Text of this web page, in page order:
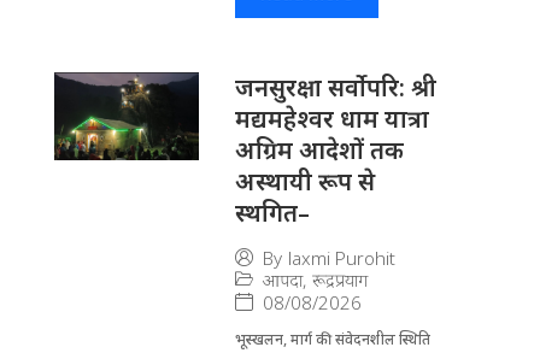
जनसुरक्षा सर्वोपरि: श्री
मद्यमहेश्वर धाम यात्रा
अग्रिम आदेशों तक
अस्थायी रूप से
स्थगित–
By laxmi Purohit
आपदा, रूद्रप्रयाग
08/08/2026
भूस्खलन, मार्ग की संवेदनशील स्थिति